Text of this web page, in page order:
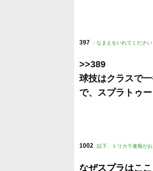
397 : なまえをいれてください
>>389
球技はクラスで
で、スプラトゥ
1002 :以下、トリカラ速報が
なぜスプラはこ